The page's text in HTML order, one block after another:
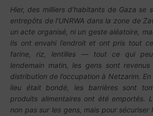
Hier, des milliers d’habitants de Gaza se
entrepôts de l’UNRWA dans la zone de
un acte organisé, ni un geste aléatoire,
Ils ont envahi l’endroit et ont pris tout
farine, riz, lentilles — tout ce qui
lendemain matin, les gens sont
distribution de l’occupation à Netzarim.
lieu était bondé, les barrières sont
produits alimentaires ont été emportés.
non pas sur les gens, mais pour